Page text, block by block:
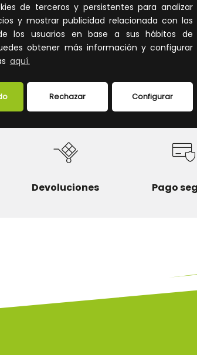
de terceros y persistentes para analizar
y mostrar publicidad relacionada con las
los usuarios en base a sus hábitos de
obtener más información y configurar
aquí.
Configurar
Rechazar
BERETTA 60/100mm polipropileno, para
en PP y acero lacado, coaxial (Ø60/
con calderas marca BERETTA y MHG.
Devoluciones Pago